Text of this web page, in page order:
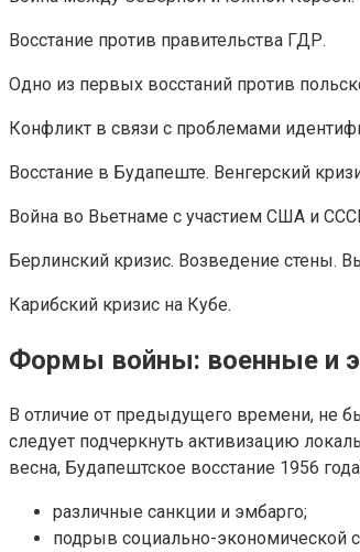
Восстание против правительства ГДР.
Одно из первых восстаний против
Конфликт в связи с проблемами
Восстание в Будапеште. Венгерский
Война во Вьетнаме с участием США и
Берлинский кризис. Возведение стены.
Карибский кризис на Кубе.
Формы войны: военные и
В отличие от предыдущего времени, не
следует подчеркнуть активизацию
весна, Будапештское восстание 1956
различные санкции и эмбарго;
подрыв социально-экономической